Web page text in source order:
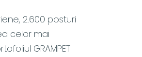
2.600 posturi
celor mai
GRAMPET